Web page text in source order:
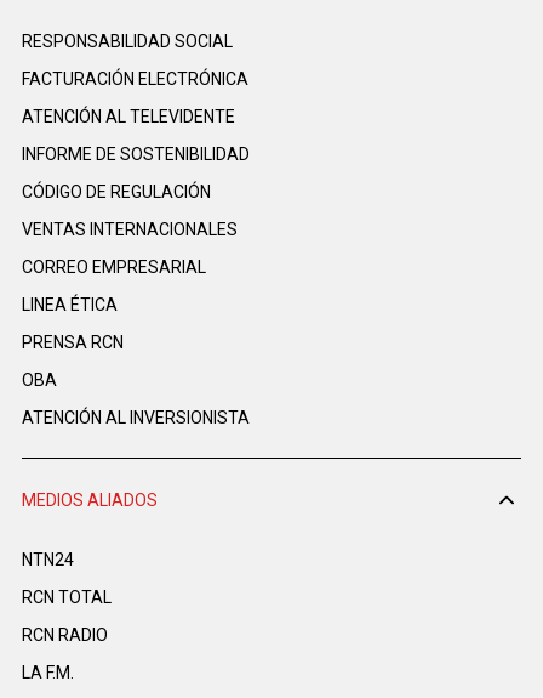
RESPONSABILIDAD SOCIAL
FACTURACIÓN ELECTRÓNICA
ATENCIÓN AL TELEVIDENTE
INFORME DE SOSTENIBILIDAD
CÓDIGO DE REGULACIÓN
VENTAS INTERNACIONALES
CORREO EMPRESARIAL
LINEA ÉTICA
PRENSA RCN
OBA
ATENCIÓN AL INVERSIONISTA
MEDIOS ALIADOS
NTN24
RCN TOTAL
RCN RADIO
LA F.M.